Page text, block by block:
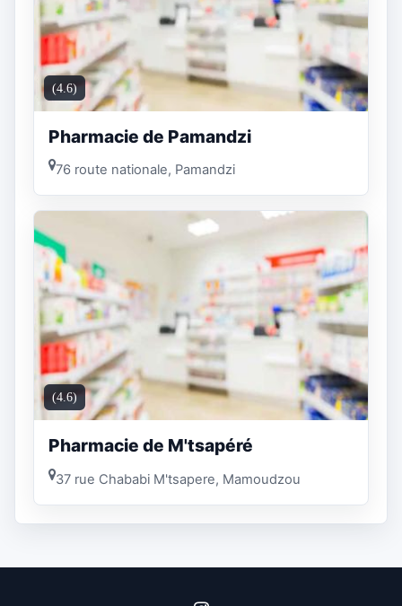
(4.6)
Pharmacie de Pamandzi
76 route nationale, Pamandzi
(4.6)
Pharmacie de M'tsapéré
37 rue Chababi M'tsapere, Mamoudzou